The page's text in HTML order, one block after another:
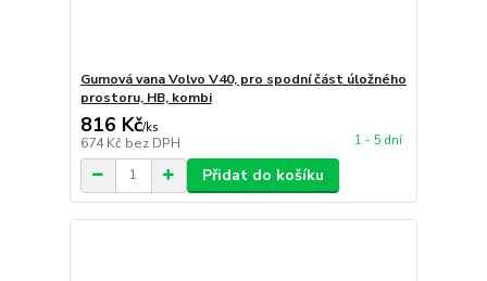
Gumová vana Volvo V40, pro spodní část úložného
prostoru, HB, kombi
816 Kč/ks
674 Kč bez DPH 1 - 5 dní
Přidat do košíku